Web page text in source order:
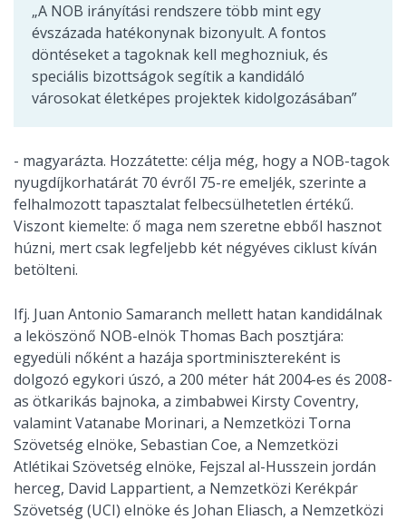
„A NOB irányítási rendszere több mint egy
évszázada hatékonynak bizonyult. A fontos
döntéseket a tagoknak kell meghozniuk, és
speciális bizottságok segítik a kandidáló
városokat életképes projektek kidolgozásában”
- magyarázta. Hozzátette: célja még, hogy a NOB-tagok
nyugdíjkorhatárát 70 évről 75-re emeljék, szerinte a
felhalmozott tapasztalat felbecsülhetetlen értékű.
Viszont kiemelte: ő maga nem szeretne ebből hasznot
húzni, mert csak legfeljebb két négyéves ciklust kíván
betölteni.
Ifj. Juan Antonio Samaranch mellett hatan kandidálnak
a leköszönő NOB-elnök Thomas Bach posztjára:
egyedüli nőként a hazája sportminisztereként is
dolgozó egykori úszó, a 200 méter hát 2004-es és 2008-
as ötkarikás bajnoka, a zimbabwei Kirsty Coventry,
valamint Vatanabe Morinari, a Nemzetközi Torna
Szövetség elnöke, Sebastian Coe, a Nemzetközi
Atlétikai Szövetség elnöke, Fejszal al-Husszein jordán
herceg, David Lappartient, a Nemzetközi Kerékpár
Szövetség (UCI) elnöke és Johan Eliasch, a Nemzetközi